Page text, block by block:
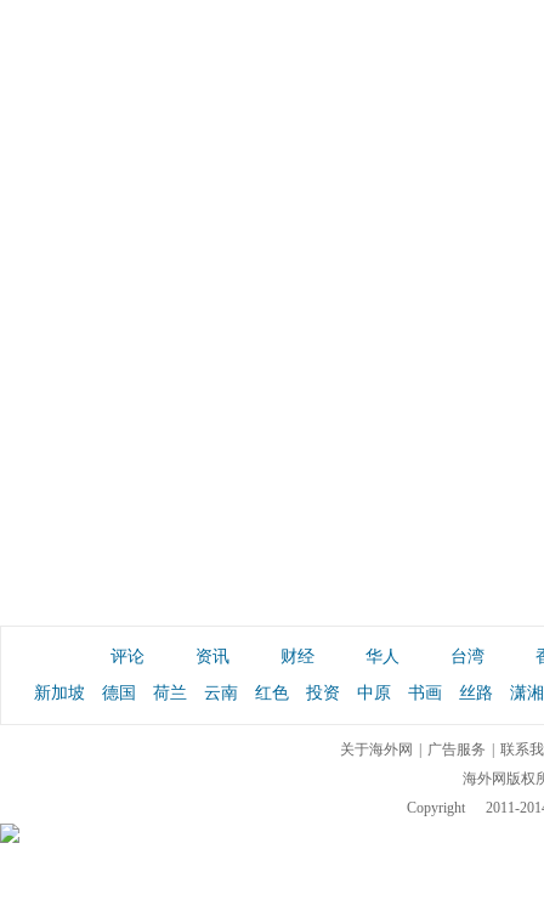
评论 资讯 财经 华人 台湾
新加坡
德国 荷兰 云南 红色 投资 中原 书画 丝路 潇湘
关于海外网 广告服务
联系
海外网版权
Copyright
2011-